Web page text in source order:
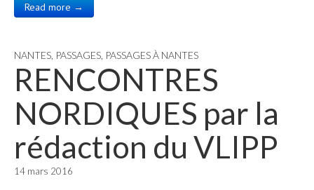
Read more →
NANTES PASSAGES PASSAGES À NANTES
RENCONTRES
NORDIQUES par la
rédaction du VLIPP
14 mars 2016